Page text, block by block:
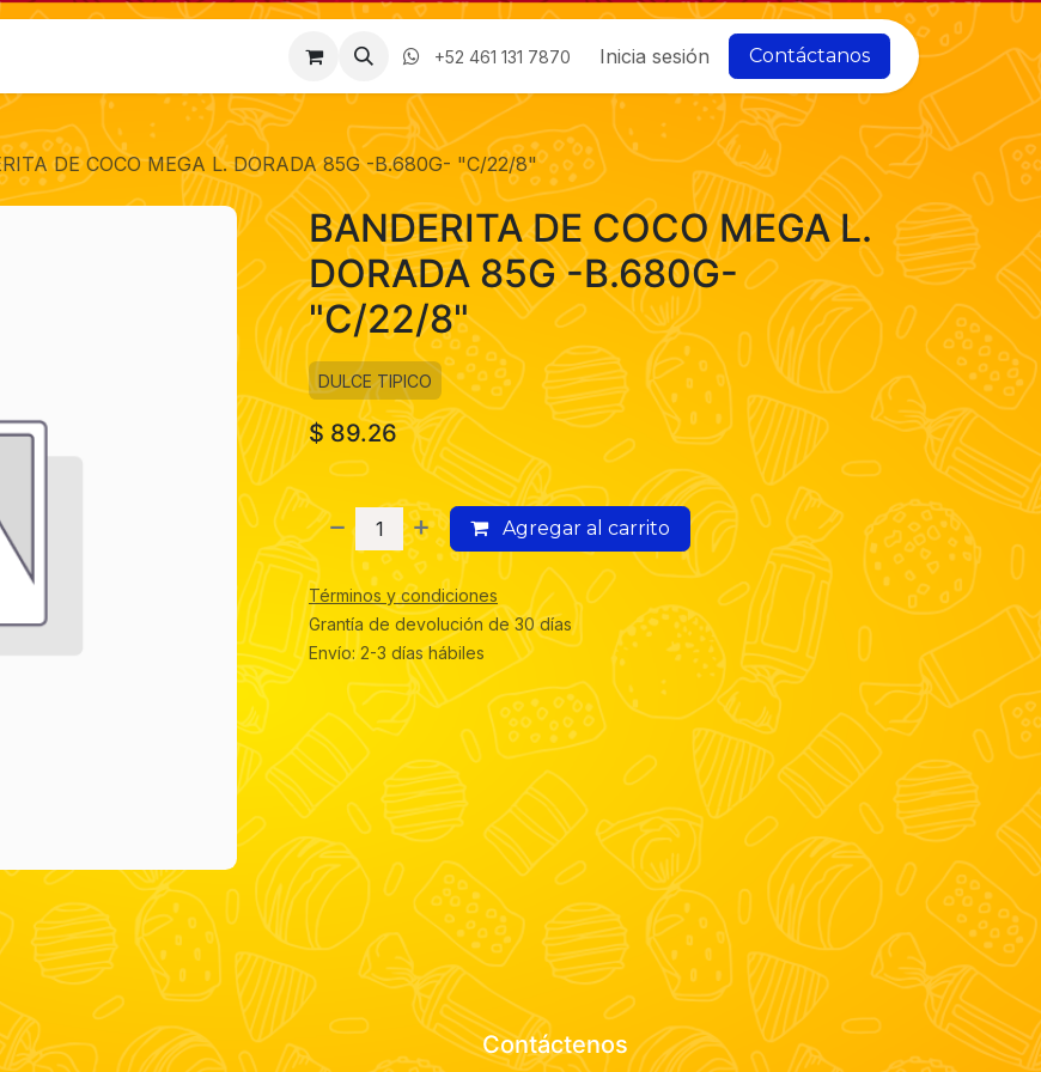
Contáctenos Nosotros
+52 461 131 7870 Inicia sesión Contáctanos
DE COCO MEGA L. DORADA 85G -B.680G- "C/22/8"
BANDERITA DE COCO MEGA L.
DORADA 85G -B.680G-
"C/22/8"
DULCE TIPICO
$ 89.26
Agregar al carrito
Términos y condiciones
Grantía de devolución de 30 días
Envío: 2-3 días hábiles
Contáctenos